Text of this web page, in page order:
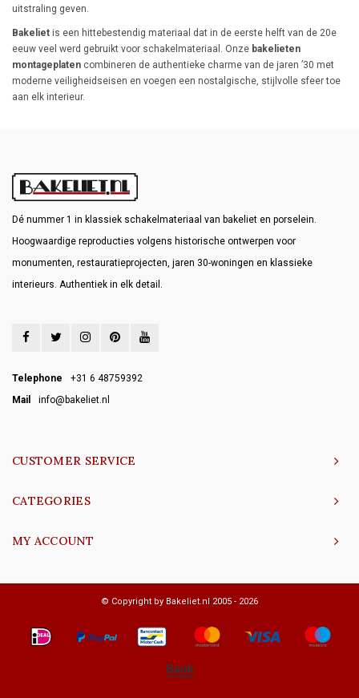
uitstraling geven.
Bakeliet is een hittebestendig materiaal dat in de eerste helft van de 20e
eeuw veel werd gebruikt voor schakelmateriaal. Onze bakelieten
montageplaten combineren de authentieke charme van de jaren ’30 met
moderne veiligheidseisen en voegen een nostalgische, stijlvolle sfeer toe
aan elk interieur.
Dé nummer 1 in klassiek schakelmateriaal van bakeliet en porselein.
Hoogwaardige reproducties volgens historische ontwerpen voor
monumenten, restauratieprojecten, jaren 30-woningen en klassieke
interieurs. Authentiek in elk detail.
Telephone
+31 6 48759392
Mail
info@bakeliet.nl
CUSTOMER SERVICE
CATEGORIES
MY ACCOUNT
© Copyright by Bakeliet.nl 2005 - 2026